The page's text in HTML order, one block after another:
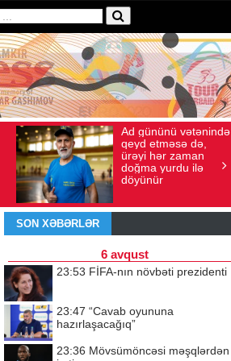
Ad gününü vətənində
qeyd etməsə də,
ürəyi hər zaman
doğma yurdu ilə
döyünür
Baxış sayı: 238
İyul 30, 2026
SON XƏBƏRLƏR
6 avqust
23:53 FİFA-nın növbəti prezidenti
23:47 “Cavab oyununa
hazırlaşacağıq”
23:36 Mövsümöncəsi məşqlərdən